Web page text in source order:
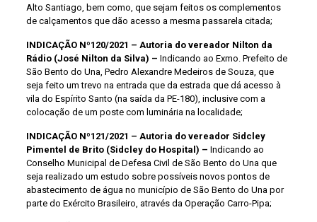
Alto Santiago, bem como, que sejam feitos os complementos
de calçamentos que dão acesso a mesma passarela citada;
INDICAÇÃO Nº120/2021 – Autoria do vereador Nilton da
Rádio (José Nilton da Silva) – Indicando ao Exmo. Prefeito de
São Bento do Una, Pedro Alexandre Medeiros de Souza, que
seja feito um trevo na entrada que da estrada que dá acesso à
vila do Espírito Santo (na saída da PE-180), inclusive com a
colocação de um poste com luminária na localidade;
INDICAÇÃO Nº121/2021 – Autoria do vereador Sidcley
Pimentel de Brito (Sidcley do Hospital) – Indicando ao
Conselho Municipal de Defesa Civil de São Bento do Una que
seja realizado um estudo sobre possíveis novos pontos de
abastecimento de água no município de São Bento do Una por
parte do Exército Brasileiro, através da Operação Carro-Pipa;